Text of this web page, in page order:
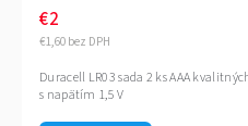
€1,60 bez DPH
€2
Duracell LR03 sada 2 ks AAA
s napätím 1,5 V